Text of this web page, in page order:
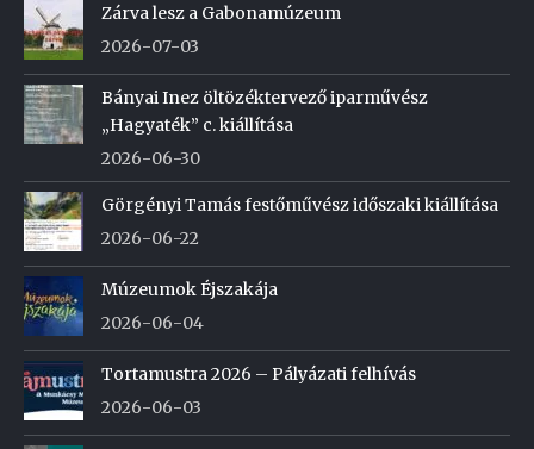
Zárva lesz a Gabonamúzeum
2026-07-03
Bányai Inez öltözéktervező iparművész
„Hagyaték” c. kiállítása
2026-06-30
Görgényi Tamás festőművész időszaki kiállítása
2026-06-22
Múzeumok Éjszakája
2026-06-04
Tortamustra 2026 – Pályázati felhívás
2026-06-03